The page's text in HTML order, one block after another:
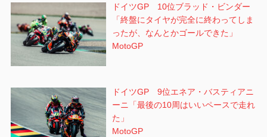
ドイツGP 10位ブラッド・ビンダー
「終盤にタイヤが完全に終わってしま
ったが、なんとかゴールできた」
MotoGP
ドイツGP 9位エネア・バスティアニ
ーニ「最後の10周はいいペースで走れ
た」
MotoGP